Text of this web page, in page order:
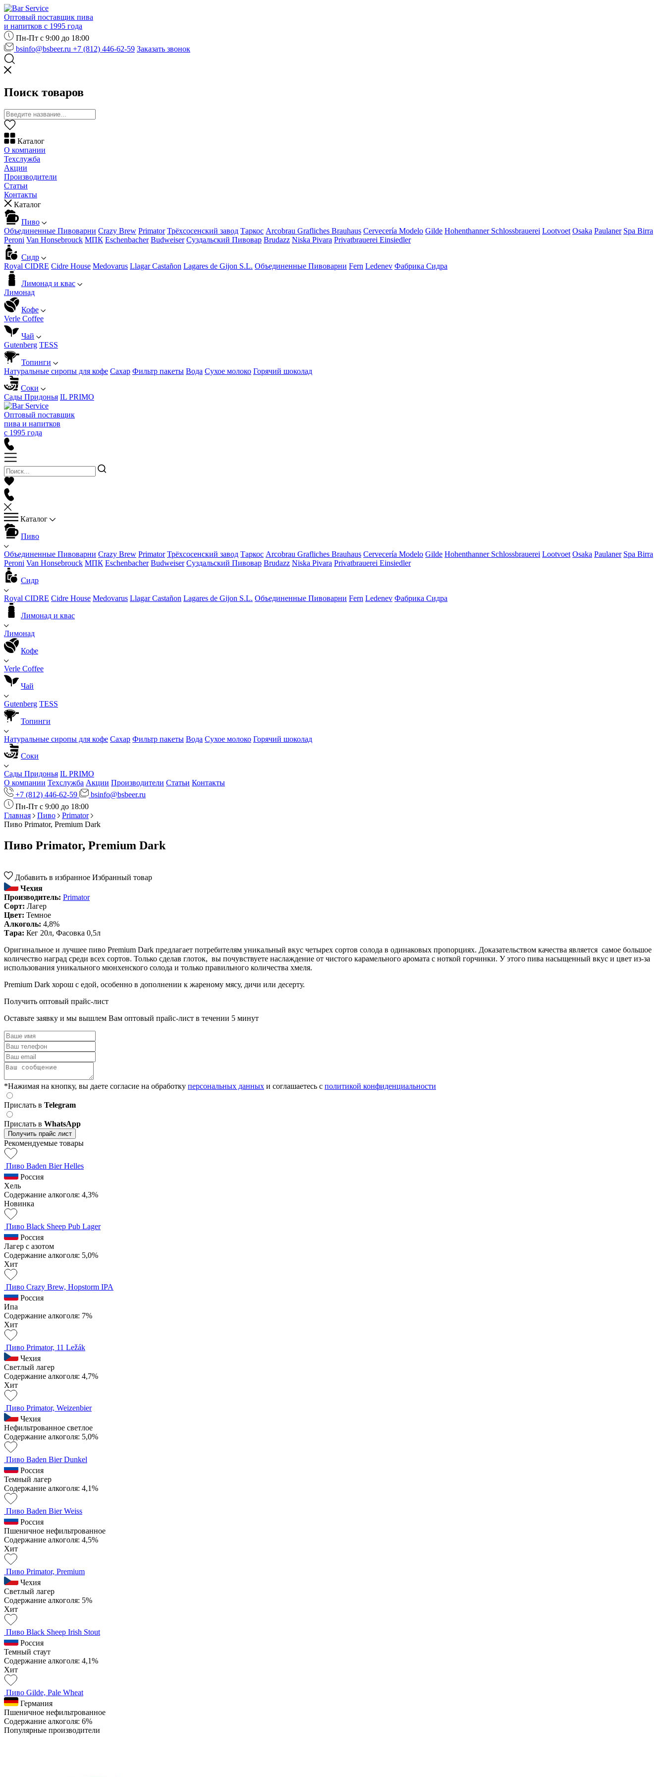
Оптовый поставщик пива
и напитков с 1995 года
Пн-Пт с 9:00 до 18:00
bsinfo@bsbeer.ru +7 (812) 446-62-59 Заказать звонок
Поиск товаров
Каталог
О компании
Техслужба
Акции
Производители
Статьи
Контакты
Каталог
Пиво
Объединенные Пивоварни Crazy Brew Primator Трёхсосенский завод Таркос Arcobrau Grafliches Brauhaus Cervecería Modelo Gilde Hohenthanner Schlossbrauerei Lootvoet Osaka Paulaner Spa Birra
Peroni Van Honsebrouck МПК Eschenbacher Budweiser Суздальский Пивовар Brudazz Niska Pivara Privatbrauerei Einsiedler
Сидр
Royal CIDRE Cidre House Medovarus Llagar Castañon Lagares de Gijon S.L. Объединенные Пивоварни Fern Ledenev Фабрика Сидра
Лимонад и квас
Лимонад
Кофе
Verle Coffee
Чай
Gutenberg TESS
Топинги
Натуральные сиропы для кофе Сахар Фильтр пакеты Вода Сухое молоко Горячий шоколад
Соки
Сады Придонья IL PRIMO
Оптовый поставщик
пива и напитков
с 1995 года
Каталог
Пиво
Объединенные Пивоварни Crazy Brew Primator Трёхсосенский завод Таркос Arcobrau Grafliches Brauhaus Cervecería Modelo Gilde Hohenthanner Schlossbrauerei Lootvoet Osaka Paulaner Spa Birra
Peroni Van Honsebrouck МПК Eschenbacher Budweiser Суздальский Пивовар Brudazz Niska Pivara Privatbrauerei Einsiedler
Сидр
Royal CIDRE Cidre House Medovarus Llagar Castañon Lagares de Gijon S.L. Объединенные Пивоварни Fern Ledenev Фабрика Сидра
Лимонад и квас
Лимонад
Кофе
Verle Coffee
Чай
Gutenberg TESS
Топинги
Натуральные сиропы для кофе Сахар Фильтр пакеты Вода Сухое молоко Горячий шоколад
Соки
Сады Придонья IL PRIMO
О компании Техслужба Акции Производители Статьи Контакты
+7 (812) 446-62-59
bsinfo@bsbeer.ru
Пн-Пт с 9:00 до 18:00
Главная
Пиво
Primator
Пиво Primator, Premium Dark
Пиво Primator, Premium Dark
Добавить в избранное Избранный товар
Чехия
Производитель: Primator
Сорт: Лагер
Цвет: Темное
Алкоголь: 4,8%
Тара: Кег 20л, Фасовка 0,5л
Оригинальное и лучшее пиво Premium Dark предлагает потребителям уникальный вкус четырех сортов солода в одинаковых пропорциях. Доказательством качества является самое большое
количество наград среди всех сортов. Только сделав глоток, вы почувствуете наслаждение от чистого карамельного аромата с ноткой горчинки. У этого пива насыщенный вкус и цвет из-за
использования уникального мюнхенского солода и только правильного количества хмеля.
Premium Dark хорош с едой, особенно в дополнении к жареному мясу, дичи или десерту.
Получить оптовый прайс-лист
Оставьте заявку и мы вышлем Вам оптовый прайс-лист в течении 5 минут
*Нажимая на кнопку, вы даете согласие на обработку персональных данных и соглашаетесь c политикой конфиденциальности
Прислать в Telegram
Прислать в WhatsApp
Получить прайс лист
Рекомендуемые товары
Пиво Baden Bier Helles
Россия
Хель
Содержание алкоголя: 4,3%
Новинка
Пиво Black Sheep Pub Lager
Россия
Лагер с азотом
Содержание алкоголя: 5,0%
Хит
Пиво Crazy Brew, Hopstorm IPA
Россия
Ипа
Содержание алкоголя: 7%
Хит
Пиво Primator, 11 Ležák
Чехия
Светлый лагер
Содержание алкоголя: 4,7%
Хит
Пиво Primator, Weizenbier
Чехия
Нефильтрованное светлое
Содержание алкоголя: 5,0%
Пиво Baden Bier Dunkel
Россия
Темный лагер
Содержание алкоголя: 4,1%
Пиво Baden Bier Weiss
Россия
Пшеничное нефильтрованное
Содержание алкоголя: 4,5%
Хит
Пиво Primator, Premium
Чехия
Светлый лагер
Содержание алкоголя: 5%
Хит
Пиво Black Sheep Irish Stout
Россия
Темный стаут
Содержание алкоголя: 4,1%
Хит
Пиво Gilde, Pale Wheat
Германия
Пшеничное нефильтрованное
Содержание алкоголя: 6%
Популярные производители